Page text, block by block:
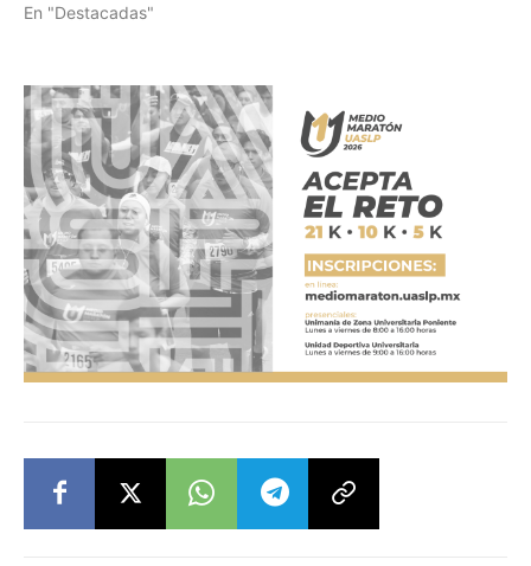
En "Destacadas"